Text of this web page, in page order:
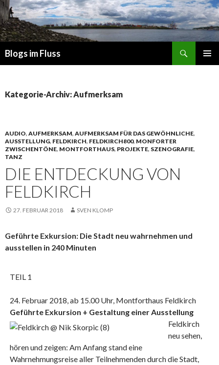
Blogs im Fluss
Kategorie-Archiv: Aufmerksam
AUDIO, AUFMERKSAM, AUFMERKSAM FÜR DAS GEWÖHNLICHE,
AUSSTELLUNG, FELDKIRCH, FELDKIRCH800, MONFORTER
ZWISCHENTÖNE, MONTFORTHAUS, PROJEKTE, SZENOGRAFIE,
TANZ
DIE ENTDECKUNG VON
FELDKIRCH
27. FEBRUAR 2018 SVEN KLOMP
Geführte Exkursion: Die Stadt neu wahrnehmen und
ausstellen in 240 Minuten
TEIL 1
24. Februar 2018, ab 15.00 Uhr, Montforthaus Feldkirch
Geführte Exkursion + Gestaltung einer Ausstellung
Feldkirch
neu sehen,
hören und zeigen: Am Anfang stand eine
Wahrnehmungsreise aller Teilnehmenden durch die Stadt,